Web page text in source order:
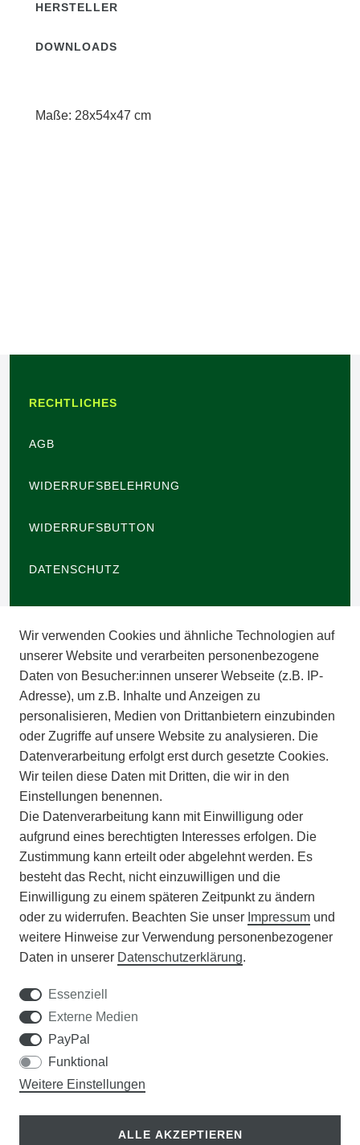
HERSTELLER
DOWNLOADS
Maße: 28x54x47 cm
RECHTLICHES
AGB
WIDERRUFSBELEHRUNG
WIDERRUFSBUTTON
DATENSCHUTZ
IMPRESSUM
INFORMATIONEN
ZAHLUNGSARTEN
VERSAND
BATTERIEENTSORGUNG
VERANSTALTUNGEN
APOTHEKERSCHRANK
WISSENSWERTES
DER WEG ZUM TRAUMRASEN
Samen Rohde GmbH
Wir verwenden Cookies und ähnliche Technologien auf
unserer Website und verarbeiten personenbezogene
Daten von Besucher:innen unserer Webseite (z.B. IP-
Adresse), um z.B. Inhalte und Anzeigen zu
personalisieren, Medien von Drittanbietern einzubinden
oder Zugriffe auf unsere Website zu analysieren. Die
Datenverarbeitung erfolgt erst durch gesetzte Cookies.
Wir teilen diese Daten mit Dritten, die wir in den
Einstellungen benennen.
Die Datenverarbeitung kann mit Einwilligung oder
aufgrund eines berechtigten Interesses erfolgen. Die
Zustimmung kann erteilt oder abgelehnt werden. Es
besteht das Recht, nicht einzuwilligen und die
Einwilligung zu einem späteren Zeitpunkt zu ändern
oder zu widerrufen. Beachten Sie unser Impressum und
weitere Hinweise zur Verwendung personenbezogener
Daten in unserer Daten­schutz­erklärung.
Essenziell
Externe Medien
PayPal
Funktional
Weitere Einstellungen
ALLE AKZEPTIEREN